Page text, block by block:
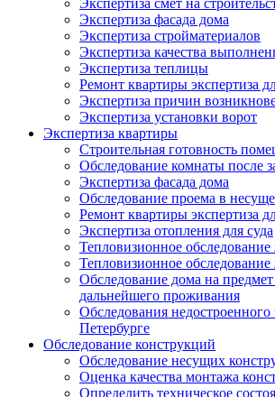
Экспертиза смет на
Экспертиза фасада дома
Экспертиза стройматериалов
Экспертиза качества
Экспертиза теплицы
Ремонт квартиры экспертиза
Экспертиза причин
Экспертиза установки ворот
Экспертиза квартиры
Строительная готовность
Обследование комнаты после
Экспертиза фасада дома
Обследование проема в
Ремонт квартиры экспертиза
Экспертиза отопления для суда
Тепловизионное
Тепловизионное
Обследование дома на
дальнейшего проживания
Обследования
Петербурге
Обследование конструкций
Обследование несущих
Оценка качества монтажа
Определить техническое